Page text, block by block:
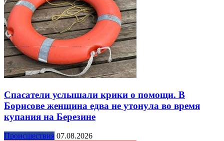
Спасатели услышали крики о помощи. В
Борисове женщина едва не утонула во время
купания на Березине
Происшествия 07.08.2026